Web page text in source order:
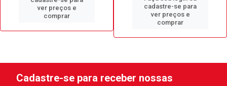
ver preços e
comprar
cadastre-se para
ver preços e
comprar
Cadastre-se para receber nossas